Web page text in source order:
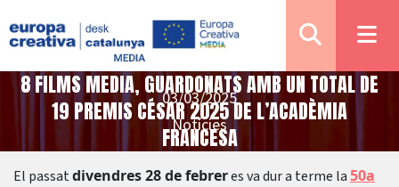
Notícies
8 FILMS MEDIA, GUARDONATS AMB UN TOTAL DE
19 PREMIS CÉSAR 2025 DE L’ACADÈMIA
FRANCESA
03/03/2025
El passatdivendres 28 de febreres va dur a terme la50a